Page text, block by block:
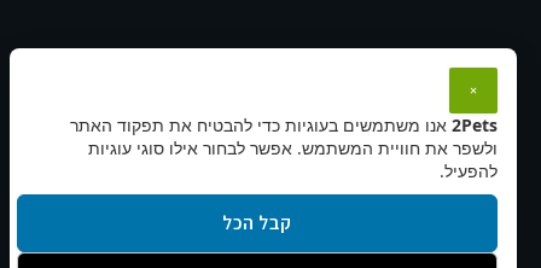
מידע, תקנון ונגישות:
תקנון ותנאי שימוש
הצהרת נגישות
מדיניות פרטיות
×
2Pets אנו משתמשים בעוגיות כדי להבטיח את תפקוד האתר
ולשפר את חוויית המשתמש. אפשר לבחור אילו סוגי עוגיות
להפעיל.
קבל הכל